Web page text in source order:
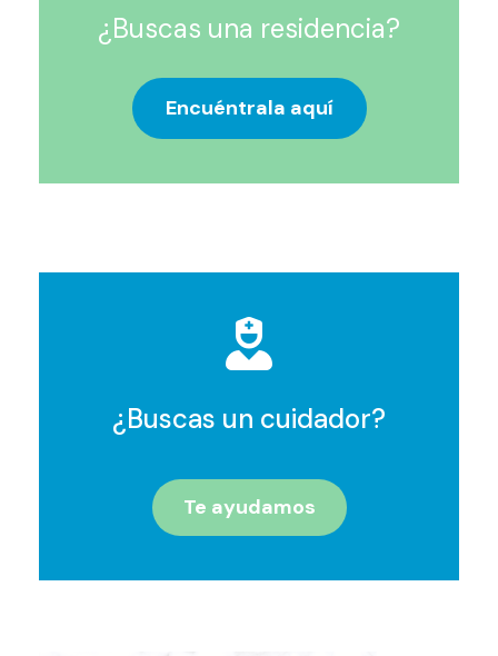
¿Buscas una residencia?
Encuéntrala aquí
¿Buscas un cuidador?
Te ayudamos